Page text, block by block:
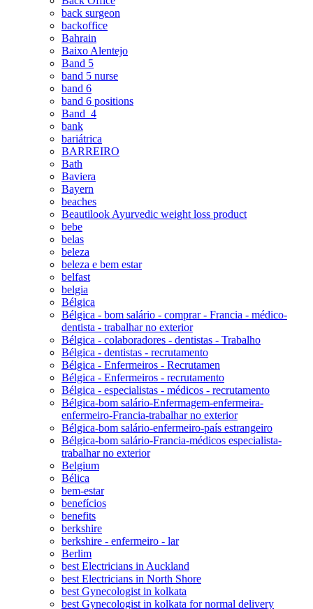
back surgeon
backoffice
Bahrain
Baixo Alentejo
Band 5
band 5 nurse
band 6
band 6 positions
Band_4
bank
bariátrica
BARREIRO
Bath
Baviera
Bayern
beaches
Beautilook Ayurvedic weight loss product
bebe
belas
beleza
beleza e bem estar
belfast
belgia
Bélgica
Bélgica - bom salário - comprar - Francia - médico-
dentista - trabalhar no exterior
Bélgica - colaboradores - dentistas - Trabalho
Bélgica - dentistas - recrutamento
Bélgica - Enfermeiros - Recrutamen
Bélgica - Enfermeiros - recrutamento
Bélgica - especialistas - médicos - recrutamento
Bélgica-bom salário-Enfermagem-enfermeira-
enfermeiro-Francia-trabalhar no exterior
Bélgica-bom salário-enfermeiro-país estrangeiro
Bélgica-bom salário-Francia-médicos especialista-
trabalhar no exterior
Belgium
Bélica
bem-estar
benefícios
benefits
berkshire
berkshire - enfermeiro - lar
Berlim
best Electricians in Auckland
best Electricians in North Shore
best Gynecologist in kolkata
best Gynecologist in kolkata for normal delivery